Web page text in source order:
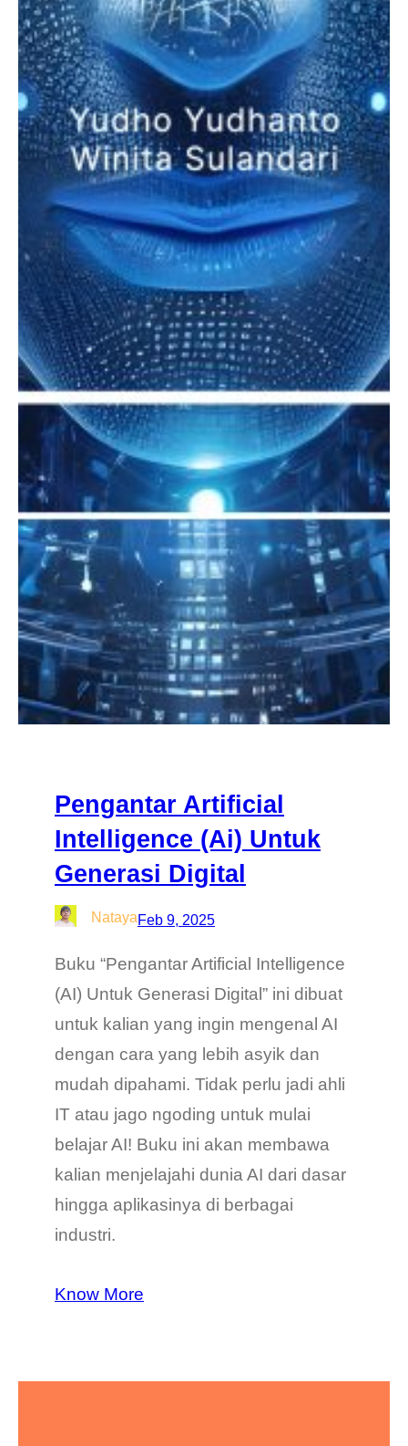
Pengantar Artificial
Intelligence (Ai) Untuk
Generasi Digital
NatayaFeb 9, 2025
Buku “Pengantar Artificial Intelligence
(AI) Untuk Generasi Digital” ini dibuat
untuk kalian yang ingin mengenal AI
dengan cara yang lebih asyik dan
mudah dipahami. Tidak perlu jadi ahli
IT atau jago ngoding untuk mulai
belajar AI! Buku ini akan membawa
kalian menjelajahi dunia AI dari dasar
hingga aplikasinya di berbagai
industri.
Know More